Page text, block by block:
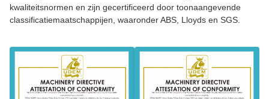
kwaliteitsnormen en zijn gecertificeerd door toonaangevende
classificatiemaatschappijen, waaronder ABS, Lloyds en SGS.